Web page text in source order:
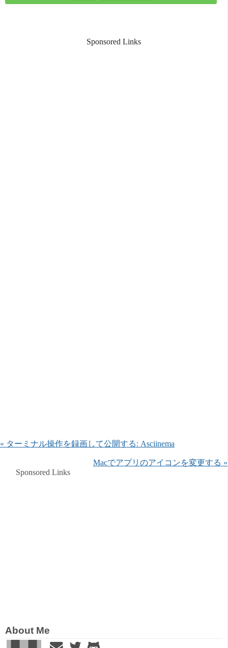
Sponsored Links
« ターミナル操作を録画して公開する: Asciinema
Macでアプリのアイコンを変更する »
Sponsored Links
About Me